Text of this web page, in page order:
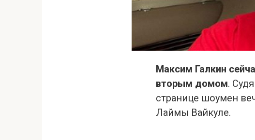
Максим Галкин
вторым домом.
странице шоумен
Лаймы Вайкуле.